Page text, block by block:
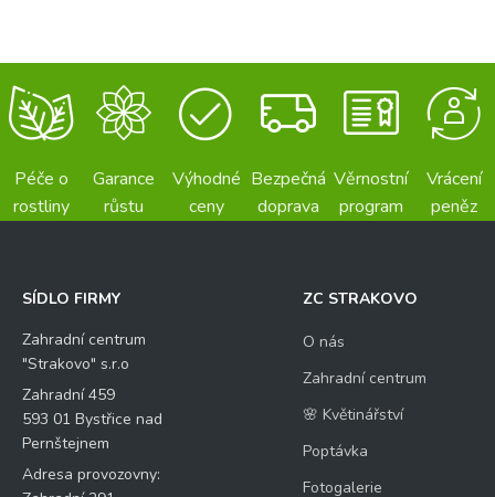
Péče o
rostliny
Garance
růstu
Výhodné
ceny
Bezpečná
doprava
Věrnostní
program
Vrácení
peněz
SÍDLO FIRMY
Zahradní centrum
"Strakovo" s.r.o
Zahradní 459
593 01 Bystřice nad
Pernštejnem
Adresa provozovny:
ZC STRAKOVO
O nás
Zahradní centrum
🌸 Květinářství
Poptávka
Fotogalerie